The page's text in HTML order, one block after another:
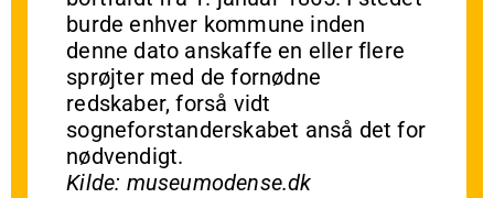
burde enhver kommune inden
denne dato anskaffe en eller flere
sprøjter med de fornødne
redskaber, forså vidt
sogneforstanderskabet anså det for
nødvendigt.
Kilde: museumodense.dk